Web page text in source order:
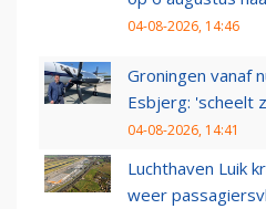
04-08-2026, 14:46
Groningen vanaf
Esbjerg: 'scheelt
04-08-2026, 14:41
Luchthaven Luik
weer